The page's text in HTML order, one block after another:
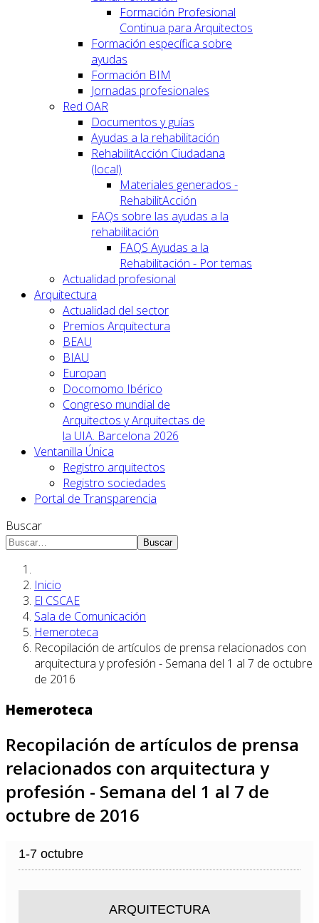
Formación Profesional
Continua para Arquitectos
Formación específica sobre
ayudas
Formación BIM
Jornadas profesionales
Red OAR
Documentos y guías
Ayudas a la rehabilitación
RehabilitAcción Ciudadana
(local)
Materiales generados -
RehabilitAcción
FAQs sobre las ayudas a la
rehabilitación
FAQS Ayudas a la
Rehabilitación - Por temas
Actualidad profesional
Arquitectura
Actualidad del sector
Premios Arquitectura
BEAU
BIAU
Europan
Docomomo Ibérico
Congreso mundial de
Arquitectos y Arquitectas de
la UIA. Barcelona 2026
Ventanilla Única
Registro arquitectos
Registro sociedades
Portal de Transparencia
Buscar
Buscar
Inicio
El CSCAE
Sala de Comunicación
Hemeroteca
Recopilación de artículos de prensa relacionados con
arquitectura y profesión - Semana del 1 al 7 de octubre
de 2016
Hemeroteca
Recopilación de artículos de prensa
relacionados con arquitectura y
profesión - Semana del 1 al 7 de
octubre de 2016
1-7 octubre
ARQUITECTURA